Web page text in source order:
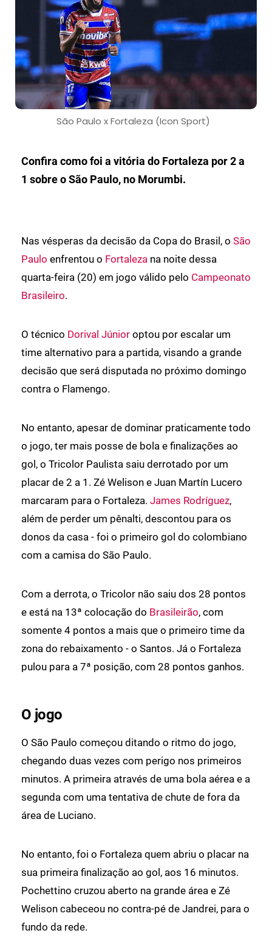
São Paulo x Fortaleza (Icon Sport)
Confira como foi a vitória do Fortaleza por 2 a
1 sobre o São Paulo, no Morumbi.
Nas vésperas da decisão da Copa do Brasil, o São
Paulo enfrentou o Fortaleza na noite dessa
quarta-feira (20) em jogo válido pelo Campeonato
Brasileiro.
O técnico Dorival Júnior optou por escalar um
time alternativo para a partida, visando a grande
decisão que será disputada no próximo domingo
contra o Flamengo.
No entanto, apesar de dominar praticamente todo
o jogo, ter mais posse de bola e finalizações ao
gol, o Tricolor Paulista saiu derrotado por um
placar de 2 a 1. Zé Welison e Juan Martín Lucero
marcaram para o Fortaleza. James Rodríguez,
além de perder um pênalti, descontou para os
donos da casa - foi o primeiro gol do colombiano
com a camisa do São Paulo.
Com a derrota, o Tricolor não saiu dos 28 pontos
e está na 13ª colocação do Brasileirão, com
somente 4 pontos a mais que o primeiro time da
zona do rebaixamento - o Santos. Já o Fortaleza
pulou para a 7ª posição, com 28 pontos ganhos.
O jogo
O São Paulo começou ditando o ritmo do jogo,
chegando duas vezes com perigo nos primeiros
minutos. A primeira através de uma bola aérea e a
segunda com uma tentativa de chute de fora da
área de Luciano.
No entanto, foi o Fortaleza quem abriu o placar na
sua primeira finalização ao gol, aos 16 minutos.
Pochettino cruzou aberto na grande área e Zé
Welison cabeceou no contra-pé de Jandrei, para o
fundo da rede.